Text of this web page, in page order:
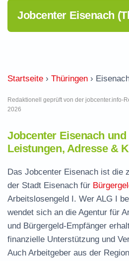
Jobcenter Eisenach
Startseite › Thüringen ›
Redaktionell geprüft von der jobcenter.info-
2026
Jobcenter Eisenach
Leistungen, Adresse &
Das Jobcenter Eisenach ist die
der Stadt Eisenach für
Arbeitslosengeld I. Wer ALG I
wendet sich an die Agentur für
und Bürgergeld-Empfänger
finanzielle Unterstützung und
Auch Arbeitgeber aus der